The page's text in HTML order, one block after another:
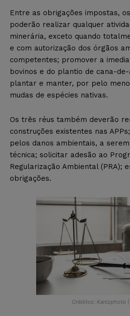
Entre as obrigações impostas,
poderão realizar qualquer
minerária, exceto quando
e com autorização dos órgãos
competentes; promover a
bovinos e do plantio de cana-de-
plantar e manter, por pelo
mudas de espécies nativas.
Os três réus também deverão
construções existentes nas
pelos danos ambientais, a
técnica; solicitar adesão ao
Regularização Ambiental (PRA);
obrigações.
Créditos: Kanizphoto